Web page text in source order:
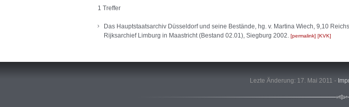
1 Treffer
Das Hauptstaatsarchiv Düsseldorf und seine Bestände, hg. v. Martina Wiech, 9,10
Rijksarchief Limburg in Maastricht (Bestand 02.01), Siegburg 2002. permalink KVK
Lezte Änderung: 17. Mai 2011 -